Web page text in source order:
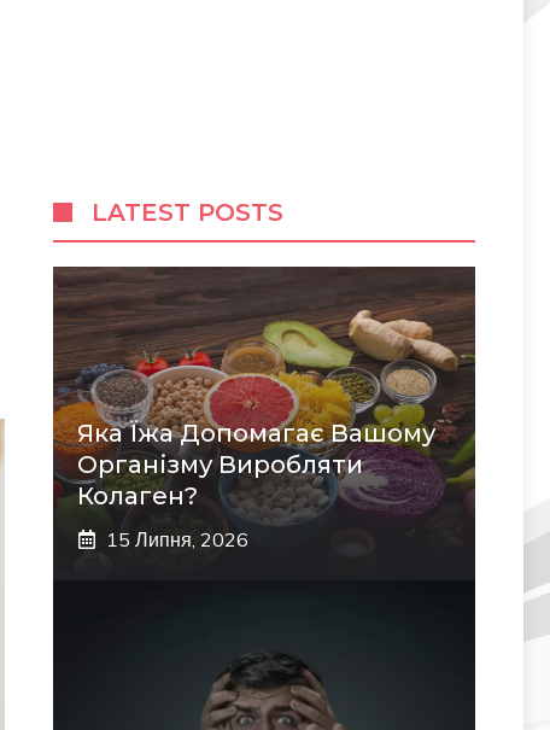
LATEST POSTS
Яка Їжа Допомагає Вашому
Організму Виробляти
Колаген?
15 Липня, 2026